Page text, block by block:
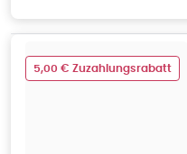
5,00 € Zuzahlungsrabatt